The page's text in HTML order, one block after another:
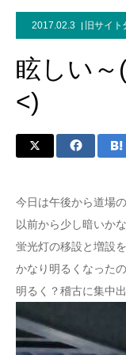
2017.02.3 旧サイト
眩しい
<)
今日は午後から道場
以前から少し暗いか
蛍光灯の移設と増設
かなり明るくなった
明るく？稽古に集中